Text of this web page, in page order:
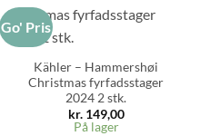
Go' Pris
Kähler – Hammershøi
Christmas fyrfadsstager
2024 2 stk.
kr.149,00
På lager